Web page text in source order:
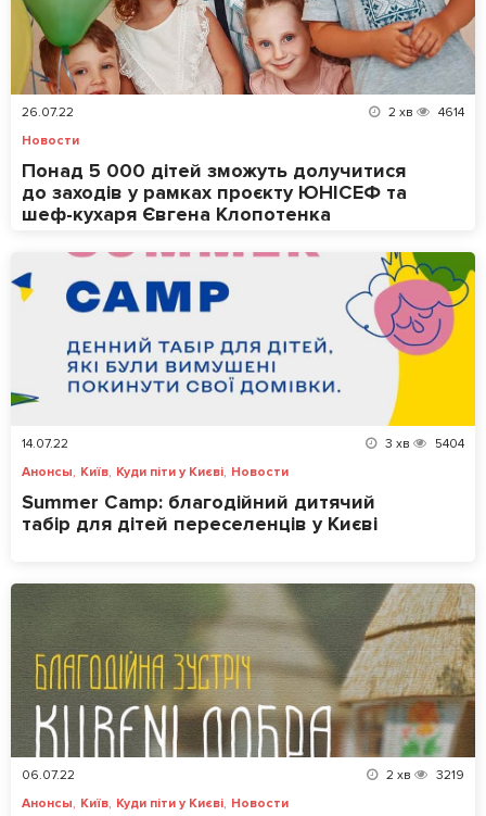
26.07.22 2 хв
4614
Новости
Понад 5 000 дітей зможуть долучитися
до заходів у рамках проєкту ЮНІСЕФ та
шеф-кухаря Євгена Клопотенка
14.07.22 3 хв
5404
Анонсы, Київ, Куди піти у Києві, Новости
Summer Camp: благодійний дитячий
табір для дітей переселенців у Києві
06.07.22 2 хв
3219
Анонсы, Київ, Куди піти у Києві, Новости